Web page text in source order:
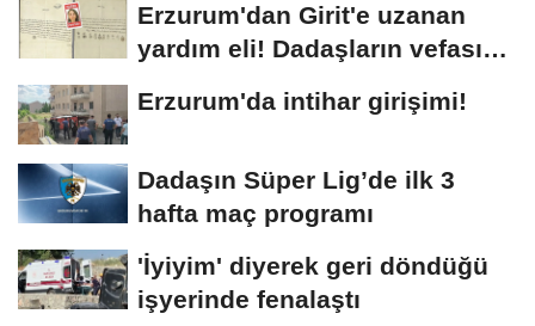
Erzurum'dan Girit'e uzanan
yardım eli! Dadaşların vefası
Erzurum'da intihar girişimi!
Dadaşın Süper Lig’de ilk 3
hafta maç programı
'İyiyim' diyerek geri döndüğü
işyerinde fenalaştı